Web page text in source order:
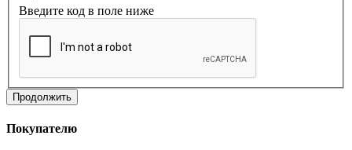
Введите код в поле ниже
Продолжить
Покупателю